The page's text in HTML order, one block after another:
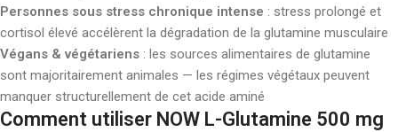
Personnes sous stress chronique intense : stress prolongé et
cortisol élevé accélèrent la dégradation de la glutamine musculaire
Végans & végétariens : les sources alimentaires de glutamine
sont majoritairement animales — les régimes végétaux peuvent
manquer structurellement de cet acide aminé
Comment utiliser NOW L-Glutamine 500 mg